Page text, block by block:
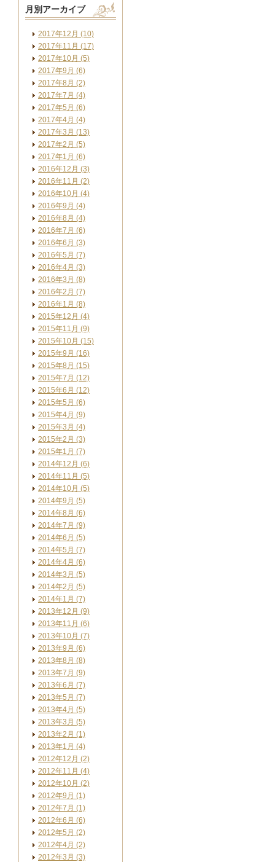
月別アーカイブ
2017年12月 (10)
2017年11月 (17)
2017年10月 (5)
2017年9月 (6)
2017年8月 (2)
2017年7月 (4)
2017年5月 (6)
2017年4月 (4)
2017年3月 (13)
2017年2月 (5)
2017年1月 (6)
2016年12月 (3)
2016年11月 (2)
2016年10月 (4)
2016年9月 (4)
2016年8月 (4)
2016年7月 (6)
2016年6月 (3)
2016年5月 (7)
2016年4月 (3)
2016年3月 (8)
2016年2月 (7)
2016年1月 (8)
2015年12月 (4)
2015年11月 (9)
2015年10月 (15)
2015年9月 (16)
2015年8月 (15)
2015年7月 (12)
2015年6月 (12)
2015年5月 (6)
2015年4月 (9)
2015年3月 (4)
2015年2月 (3)
2015年1月 (7)
2014年12月 (6)
2014年11月 (5)
2014年10月 (5)
2014年9月 (5)
2014年8月 (6)
2014年7月 (9)
2014年6月 (5)
2014年5月 (7)
2014年4月 (6)
2014年3月 (5)
2014年2月 (5)
2014年1月 (7)
2013年12月 (9)
2013年11月 (6)
2013年10月 (7)
2013年9月 (6)
2013年8月 (8)
2013年7月 (9)
2013年6月 (7)
2013年5月 (7)
2013年4月 (5)
2013年3月 (5)
2013年2月 (1)
2013年1月 (4)
2012年12月 (2)
2012年11月 (4)
2012年10月 (2)
2012年9月 (1)
2012年7月 (1)
2012年6月 (6)
2012年5月 (2)
2012年4月 (2)
2012年3月 (3)